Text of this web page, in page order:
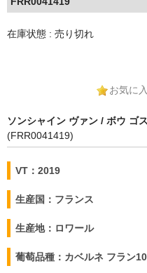
在庫状態 : 売り切れ
お気に
ソンシャイン ヴァン / ボウ ゴ
(FRR0041419)
VT：2019
生産国：フランス
生産地：ロワール
葡萄品種：カベルネ フラン